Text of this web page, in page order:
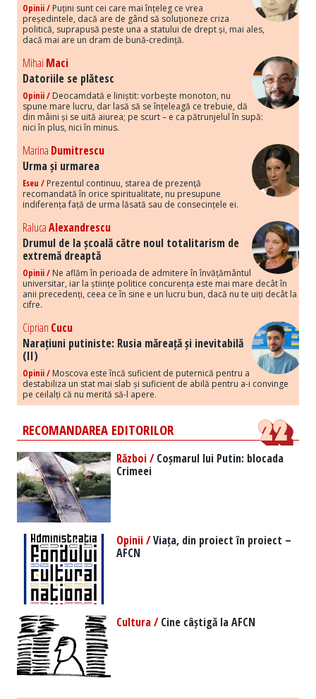
Opinii / Puțini sunt cei care mai înțeleg ce vrea
președintele, dacă are de gând să soluționeze criza
politică, suprapusă peste una a statului de drept și, mai ales,
dacă mai are un dram de bună-credință.
Mihai Maci
Datoriile se plătesc
Opinii / Deocamdată e liniștit: vorbește monoton, nu
spune mare lucru, dar lasă să se înțeleagă ce trebuie, dă
din mâini și se uită aiurea; pe scurt – e ca pătrunjelul în supă:
nici în plus, nici în minus.
Marina Dumitrescu
Urma și urmarea
Eseu / Prezentul continuu, starea de prezență
recomandată în orice spiritualitate, nu presupune
indiferența față de urma lăsată sau de consecințele ei.
RalucaAlexandrescu
Drumul de la școală către noul totalitarism de
extremă dreaptă
Opinii / Ne aflăm în perioada de admitere în învățământul
universitar, iar la științe politice concurența este mai mare decât în
anii precedenți, ceea ce în sine e un lucru bun, dacă nu te uiți decât la
cifre.
Ciprian Cucu
Narațiuni putiniste: Rusia măreață și inevitabilă
(II)
Opinii / Moscova este încă suficient de puternică pentru a
destabiliza un stat mai slab și suficient de abilă pentru a-i convinge
pe ceilalți că nu merită să-l apere.
RECOMANDAREA EDITORILOR
Război /Coșmarul lui Putin: blocada
Crimeei
Opinii /Viața, din proiect în proiect –
AFCN
Cultura /Cine câștigă la AFCN